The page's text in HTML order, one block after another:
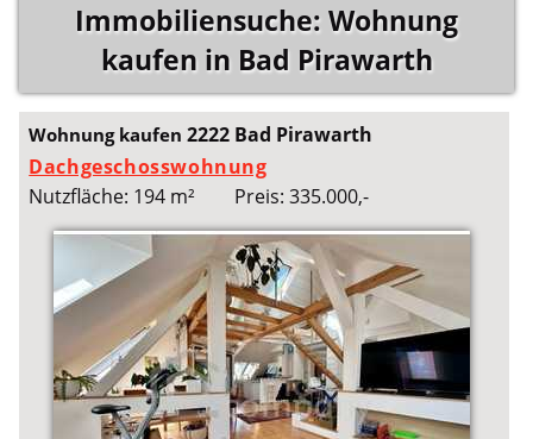
Immobiliensuche: Wohnung
kaufen in Bad Pirawarth
Wohnung kaufen2222 Bad Pirawarth
Dachgeschosswohnung
Nutzfläche: 194 m²
Preis: 335.000,-